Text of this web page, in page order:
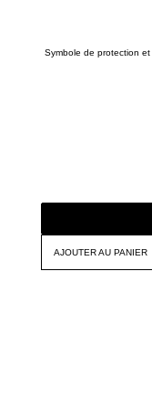
Symbole de protection
AJOUTER AU PANIER